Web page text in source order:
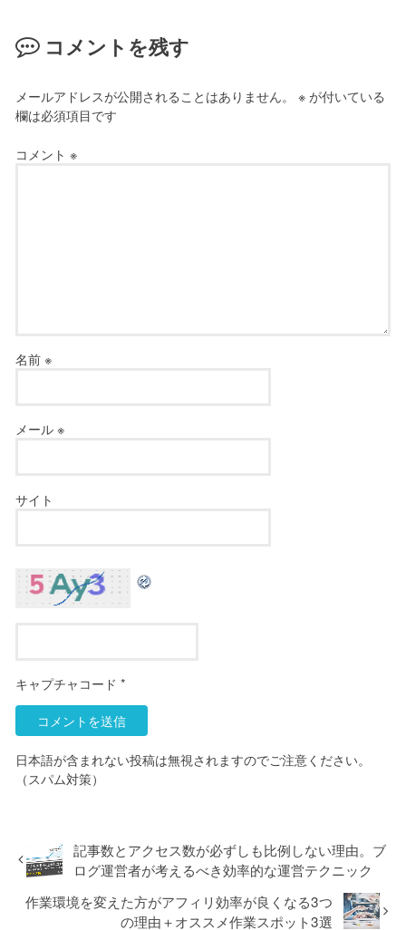
コメントを残す
メールアドレスが公開されることはありません。 ※が付いている
欄は必須項目です
コメント ※
名前※
メール※
サイト
キャプチャコード *
日本語が含まれない投稿は無視されますのでご注意ください。
（スパム対策）
記事数とアクセス数が必ずしも比例しない理由。ブ
ログ運営者が考えるべき効率的な運営テクニック
作業環境を変えた方がアフィリ効率が良くなる3つ
の理由＋オススメ作業スポット3選